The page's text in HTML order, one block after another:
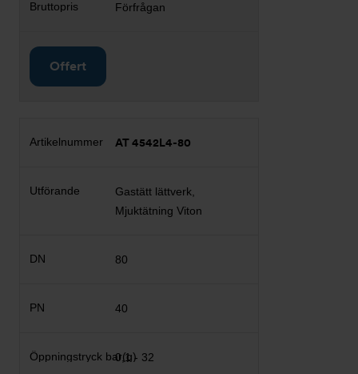
Förfrågan
Offert
AT 4542L4-80
Gastätt lättverk,
Mjuktätning Viton
80
40
0,1 - 32